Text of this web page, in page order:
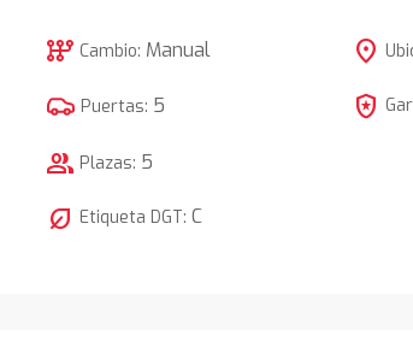
auto_transmission Cambio: Manual
Puertas: 5
group Plazas: 5
nest_eco_leaf Etiqueta DGT:C
location_on
local_police